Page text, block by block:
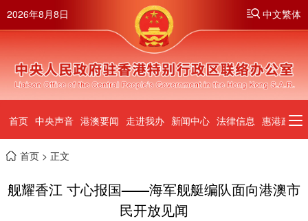
2026年8月8日 中文繁体
首页 中央声音 港澳要闻 走进我办 新闻中心 法律信息 惠港政策
首页> 正文
舰耀香江 寸心报国——海军舰艇编队面向港澳市
民开放见闻